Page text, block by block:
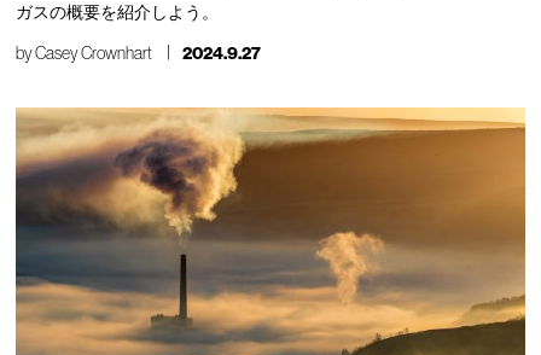
ガスの概要を紹介しよう。
byCasey Crownhart 2024.9.27